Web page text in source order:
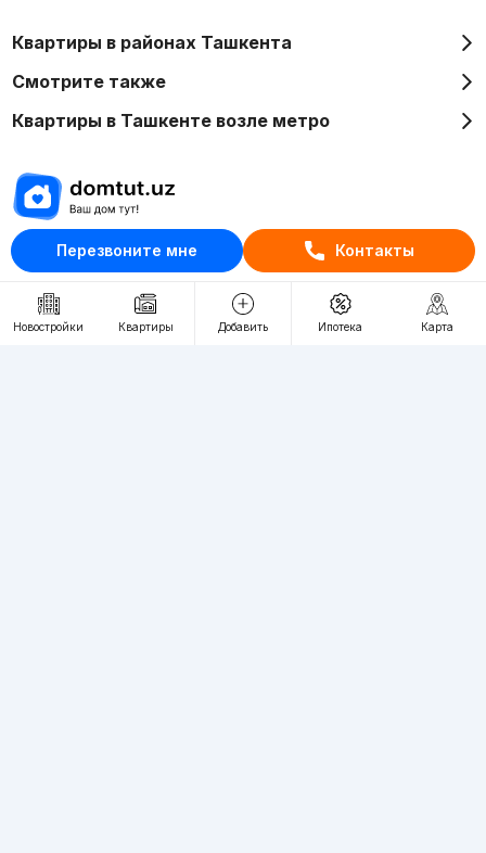
Перезвоните мне Контакты
Новостройки Квартиры Добавить Ипотека Карта
Квартиры в районах Ташкента
Смотрите также
Квартиры в Ташкенте возле метро
Отдел рекламы
+998 (93) 390-30-10